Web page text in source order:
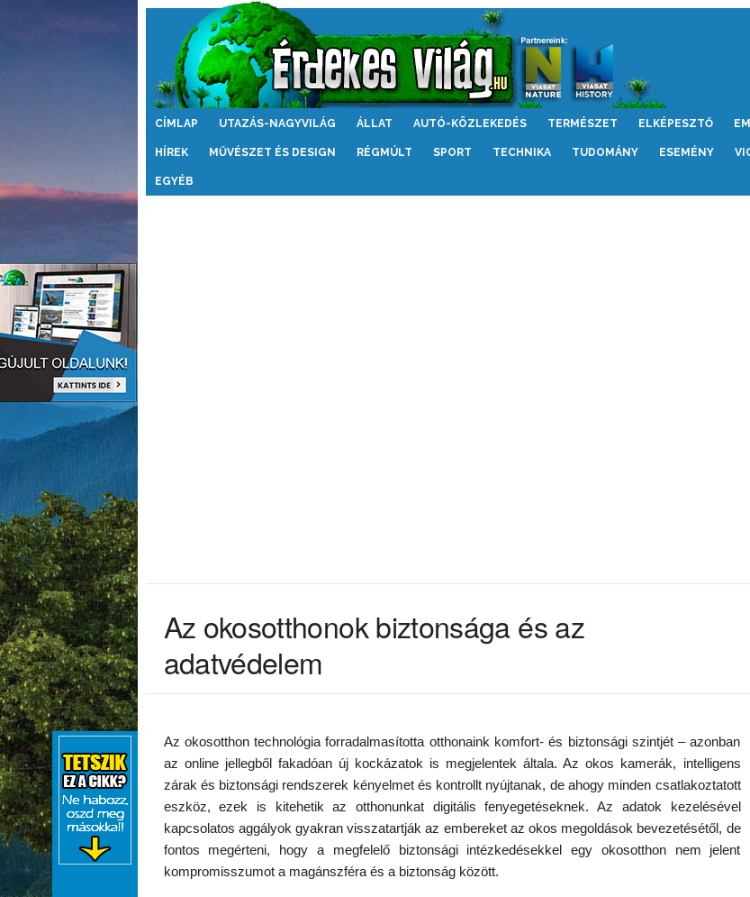
Érdekes
CÍMLAP UTAZÁS-NAGYVILÁG ÁLLAT AUTÓ-KÖZLEKEDÉS TERMÉSZET ELKÉPESZTŐ
HÍREK MŰVÉSZET ÉS DESIGN RÉGMÚLT SPORT TECHNIKA TUDOMÁNY ESEMÉNY
EGYÉB
Az okosotthonok biztonsága és az
adatvédelem
Az okosotthon technológia forradalmasította otthonaink komfort- és biztonsági szintjét – azonban
az online jellegből fakadóan új kockázatok is megjelentek általa. Az okos kamerák, intelligens
zárak és biztonsági rendszerek kényelmet és kontrollt nyújtanak, de ahogy minden csatlakoztatott
eszköz, ezek is kitehetik az otthonunkat digitális fenyegetéseknek. Az adatok kezelésével
kapcsolatos aggályok gyakran visszatartják az embereket az okos megoldások bevezetésétől, de
fontos megérteni, hogy a megfelelő biztonsági intézkedésekkel egy okosotthon nem jelent
kompromisszumot a magánszféra és a biztonság között.